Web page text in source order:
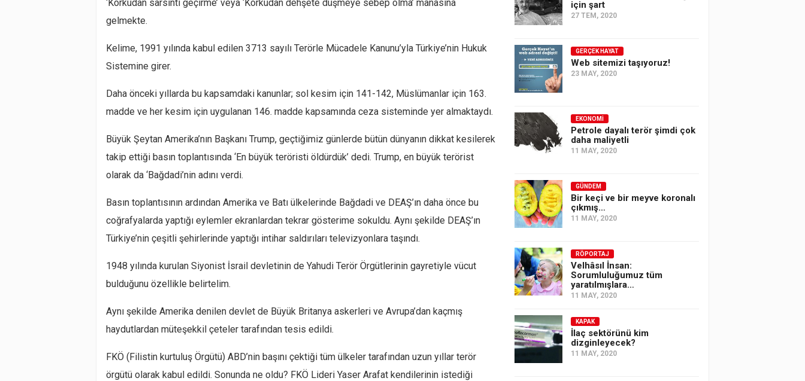
‘Korkudan sarsıntı geçirme’ veya ‘Korkudan dehşete düşmeye sebep olma’ mânâsına
gelmekte.
Kelime, 1991 yılında kabul edilen 3713 sayılı Terörle Mücadele Kanunu’yla Türkiye’nin Hukuk
Sistemine girer.
Daha önceki yıllarda bu kapsamdaki kanunlar; sol kesim için 141-142, Müslümanlar için 163.
madde ve her kesim için uygulanan 146. madde kapsamında ceza sisteminde yer almaktaydı.
Büyük Şeytan Amerika’nın Başkanı Trump, geçtiğimiz günlerde bütün dünyanın dikkat kesilerek
takip ettiği basın toplantısında ‘En büyük teröristi öldürdük’ dedi. Trump, en büyük terörist
olarak da ‘Bağdadi’nin adını verdi.
Basın toplantısının ardından Amerika ve Batı ülkelerinde Bağdadi ve DEAŞ’ın daha önce bu
coğrafyalarda yaptığı eylemler ekranlardan tekrar gösterime sokuldu. Aynı şekilde DEAŞ’ın
Türkiye’nin çeşitli şehirlerinde yaptığı intihar saldırıları televizyonlara taşındı.
1948 yılında kurulan Siyonist İsrail devletinin de Yahudi Terör Örgütlerinin gayretiyle vücut
bulduğunu özellikle belirtelim.
Aynı şekilde Amerika denilen devlet de Büyük Britanya askerleri ve Avrupa’dan kaçmış
haydutlardan müteşekkil çeteler tarafından tesis edildi.
FKÖ (Filistin kurtuluş Örgütü) ABD’nin başını çektiği tüm ülkeler tarafından uzun yıllar terör
örgütü olarak kabul edildi. Sonunda ne oldu? FKÖ Lideri Yaser Arafat kendilerinin istediği
için şart
27 TEM, 2020
GERÇEK HAYAT
Web sitemizi taşıyoruz!
23 MAY, 2020
EKONOMI
Petrole dayalı terör şimdi çok
daha maliyetli
11 MAY, 2020
GÜNDEM
Bir keçi ve bir meyve koronalı
çıkmış…
11 MAY, 2020
RÖPORTAJ
Velhâsıl İnsan:
Sorumluluğumuz tüm
yaratılmışlara…
11 MAY, 2020
KAPAK
İlaç sektörünü kim
dizginleyecek?
11 MAY, 2020